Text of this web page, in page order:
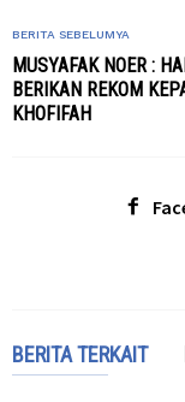
BERITA SEBELUMYA
MUSYAFAK NOER :
BERIKAN REKOM
KHOFIFAH
BERITA TERKAIT